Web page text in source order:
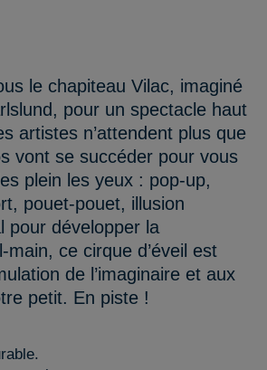
le chapiteau Vilac, imaginé
pour un spectacle haut
artistes n’attendent plus que
vont se succéder pour vous
plein les yeux : pop-up,
pouet-pouet, illusion
pour développer la
ce cirque d’éveil est
de l’imaginaire et aux
petit. En piste !